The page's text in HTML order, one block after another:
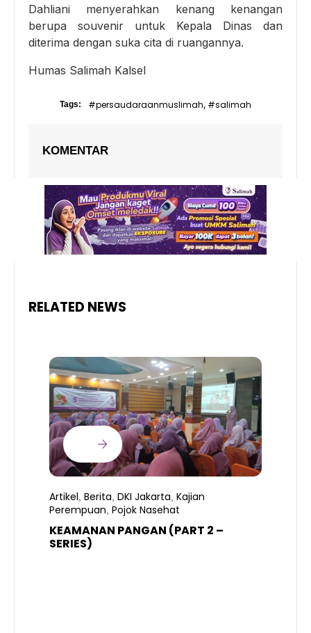
Dahliani menyerahkan kenang kenangan
berupa souvenir untuk Kepala Dinas dan
diterima dengan suka cita di ruangannya.
Humas Salimah Kalsel
Tags: #persaudaraanmuslimah, #salimah
KOMENTAR
RELATED NEWS
Artikel Berita DKI Jakarta Kajian
Perempuan Pojok Nasehat
KEAMANAN PANGAN (PART 2 –
SERIES)